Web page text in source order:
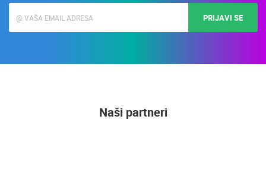
PRIJAVI SE
Naši partneri